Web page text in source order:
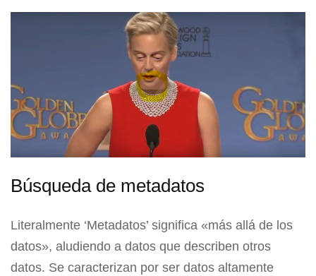
Búsqueda de metadatos
Literalmente ‘Metadatos’ significa «más allá de los
datos», aludiendo a datos que describen otros
datos. Se caracterizan por ser datos altamente